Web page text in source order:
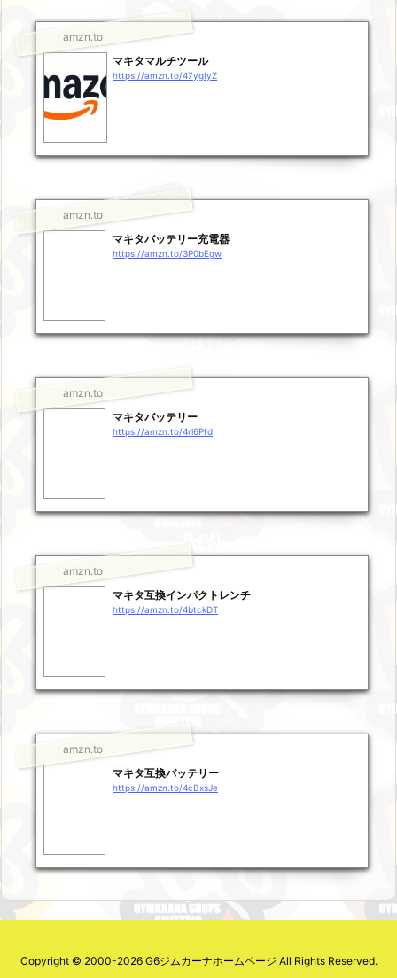
amzn.to
マキタマルチツール
https://amzn.to/47ygIyZ
amzn.to
マキタバッテリー充電器
https://amzn.to/3P0bEgw
amzn.to
マキタバッテリー
https://amzn.to/4rl6Pfd
amzn.to
マキタ互換インパクトレンチ
https://amzn.to/4btckDT
amzn.to
マキタ互換バッテリー
https://amzn.to/4cBxsJe
Copyright © 2000-2026 G6ジムカーナホームページ All Rights Reserved.